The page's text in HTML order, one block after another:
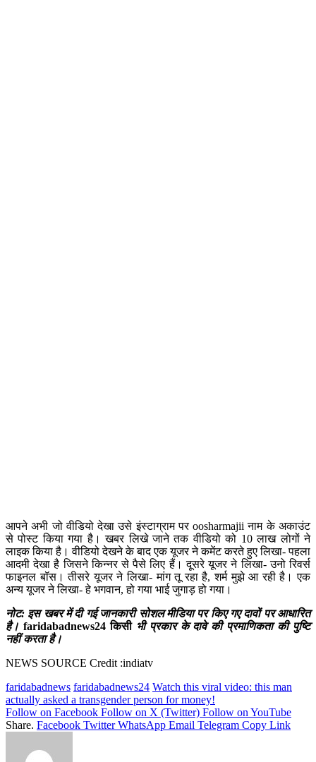
आपने अभी जो वीडियो देखा उसे इंस्टाग्राम पर oosharmajii नाम के अकाउंट
से पोस्ट किया गया है। खबर लिखे जाने तक वीडियो को 10 लाख लोगों ने
लाइक किया है। वीडियो देखने के बाद एक यूजर ने कमेंट करते हुए लिखा- पहला
आदमी देखा है जिसने किन्नर से पैसे लिए हैं। दूसरे यूजर ने लिखा- उनो रिवर्स
फाइनल बॉस। तीसरे यूजर ने लिखा- मांग तू रहा है, शर्म मुझे आ रही है। एक
अन्य यूजर ने लिखा- हे भगवान, हो गया भाई जुगाड़ हो गया।
नोट: इस खबर में दी गई जानकारी सोशल मीडिया पर किए गए दावों पर आधारित
है। faridabadnews24 किसी भी प्रकार के दावे की प्रमाणिकता की पुष्टि
नहीं करता है।
NEWS SOURCE Credit :indiatv
faridabadnews faridabadnews24 Watch this viral video: this man
actually asked a transgender person for money!
Follow on Facebook Follow on X (Twitter) Follow on YouTube
Share. Facebook Twitter WhatsApp Email Telegram Copy Link